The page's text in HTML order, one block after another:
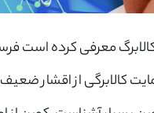
معرفی کرده است
از اقشار ضعیف